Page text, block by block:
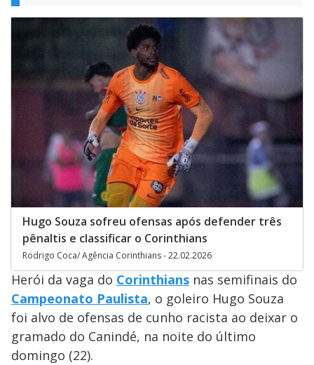
Hugo Souza sofreu ofensas após defender três
pênaltis e classificar o Corinthians
Rodrigo Coca/ Agência Corinthians - 22.02.2026
Herói da vaga do Corinthians nas semifinais do
Campeonato Paulista, o goleiro Hugo Souza
foi alvo de ofensas de cunho racista ao deixar o
gramado do Canindé, na noite do último
domingo (22).